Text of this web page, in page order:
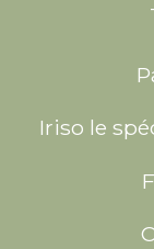
Iriso le